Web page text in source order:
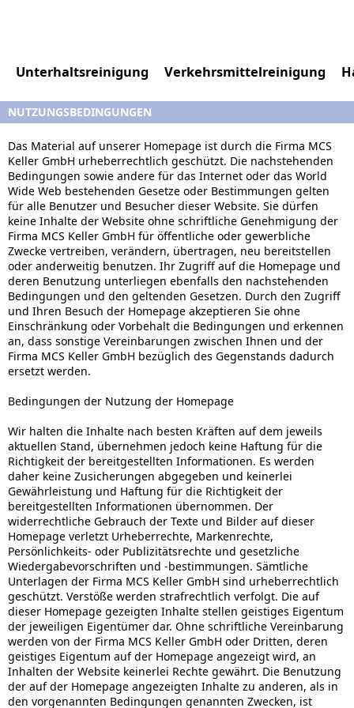
Unterhaltsreinigung Verkehrsmittelreinigung
NUTZUNGSBEDINGUNGEN
Das Material auf unserer Homepage ist durch die Firma MCS
Keller GmbH urheberrechtlich geschützt. Die nachstehenden
Bedingungen sowie andere für das Internet oder das World
Wide Web bestehenden Gesetze oder Bestimmungen gelten
für alle Benutzer und Besucher dieser Website. Sie dürfen
keine Inhalte der Website ohne schriftliche Genehmigung der
Firma MCS Keller GmbH für öffentliche oder gewerbliche
Zwecke vertreiben, verändern, übertragen, neu bereitstellen
oder anderweitig benutzen. Ihr Zugriff auf die Homepage und
deren Benutzung unterliegen ebenfalls den nachstehenden
Bedingungen und den geltenden Gesetzen. Durch den Zugriff
und Ihren Besuch der Homepage akzeptieren Sie ohne
Einschränkung oder Vorbehalt die Bedingungen und erkennen
an, dass sonstige Vereinbarungen zwischen Ihnen und der
Firma MCS Keller GmbH bezüglich des Gegenstands dadurch
ersetzt werden.
Bedingungen der Nutzung der Homepage
Wir halten die Inhalte nach besten Kräften auf dem jeweils
aktuellen Stand, übernehmen jedoch keine Haftung für die
Richtigkeit der bereitgestellten Informationen. Es werden
daher keine Zusicherungen abgegeben und keinerlei
Gewährleistung und Haftung für die Richtigkeit der
bereitgestellten Informationen übernommen. Der
widerrechtliche Gebrauch der Texte und Bilder auf dieser
Homepage verletzt Urheberrechte, Markenrechte,
Persönlichkeits- oder Publizitätsrechte und gesetzliche
Wiedergabevorschriften und -bestimmungen. Sämtliche
Unterlagen der Firma MCS Keller GmbH sind urheberrechtlich
geschützt. Verstöße werden strafrechtlich verfolgt. Die auf
dieser Homepage gezeigten Inhalte stellen geistiges Eigentum
der jeweiligen Eigentümer dar. Ohne schriftliche Vereinbarung
werden von der Firma MCS Keller GmbH oder Dritten, deren
geistiges Eigentum auf der Homepage angezeigt wird, an
Inhalten der Website keinerlei Rechte gewährt. Die Benutzung
der auf der Homepage angezeigten Inhalte zu anderen, als in
den vorgenannten Bedingungen genannten Zwecken, ist